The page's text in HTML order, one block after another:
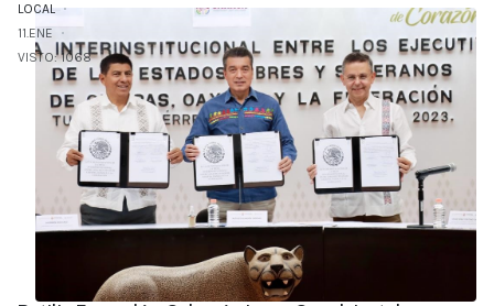
LOCAL
11.ENE
VISTO: 1068